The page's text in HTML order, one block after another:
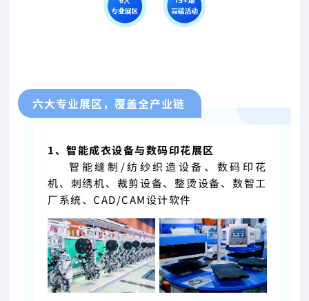
六大专业展区，覆盖全产业链
1、智能成衣设备与数码印花展区
智能缝制/纺纱织造设备、数码印花
机、刺绣机、裁剪设备、整烫设备、数智工
厂系统、CAD/CAM设计软件